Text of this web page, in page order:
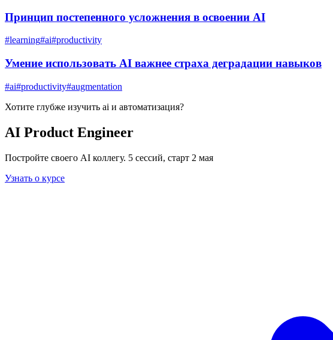
Принцип постепенного усложнения в освоении AI
#learning#ai#productivity
Умение использовать AI важнее страха деградации навыков
#ai#productivity#augmentation
Хотите глубже изучить ai и автоматизация?
AI Product Engineer
Постройте своего AI коллегу. 5 сессий, старт 2 мая
Узнать о курсе